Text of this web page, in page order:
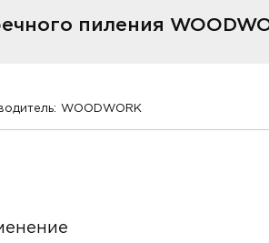
пиления
WOODWORK